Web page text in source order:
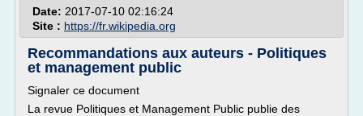
Date: 2017-07-10 02:16:24
Site : https://fr.wikipedia.org
Recommandations aux auteurs - Politiques
et management public
Signaler ce document
La revue Politiques et Management Public publie des